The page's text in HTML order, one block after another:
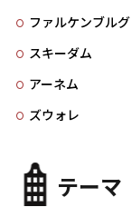
ファルケンブルグ
スキーダム
アーネム
ズウォレ
テーマ